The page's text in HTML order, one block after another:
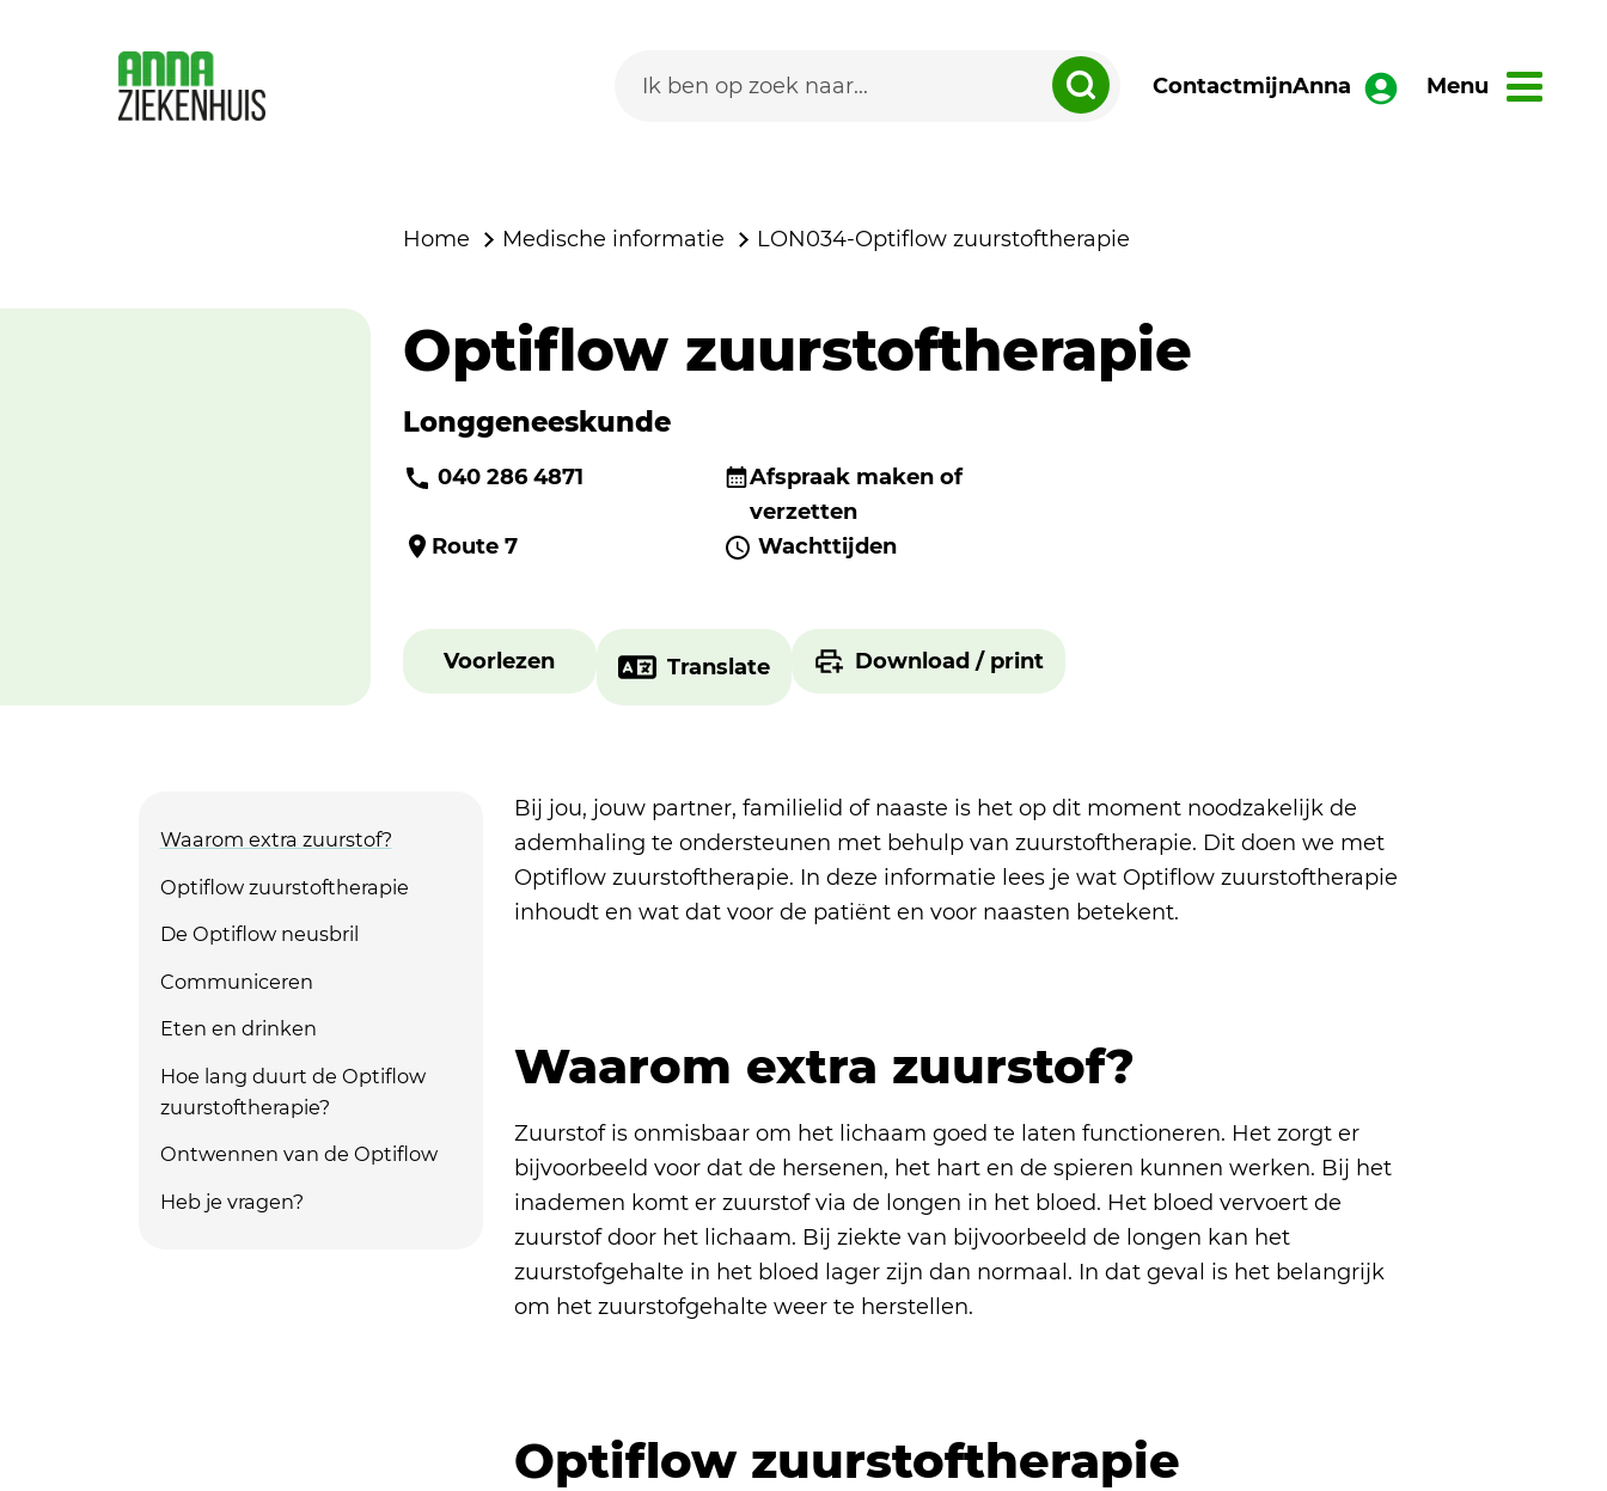
ContactmijnAnna Menu
Home Medische informatie LON034-Optiflow zuurstoftherapie
Optiflow zuurstoftherapie
Longgeneeskunde
040 286 4871
Afspraak maken of
verzetten
Route 7
Wachttijden
Voorlezen Translate Download / print
Waarom extra zuurstof?
Optiflow zuurstoftherapie
De Optiflow neusbril
Communiceren
Eten en drinken
Hoe lang duurt de Optiflow
zuurstoftherapie?
Ontwennen van de Optiflow
Heb je vragen?
Bij jou, jouw partner, familielid of naaste is het op dit moment noodzakelijk de
ademhaling te ondersteunen met behulp van zuurstoftherapie. Dit doen we met
Optiflow zuurstoftherapie. In deze informatie lees je wat Optiflow zuurstoftherapie
inhoudt en wat dat voor de patiënt en voor naasten betekent.
Waarom extra zuurstof?
Zuurstof is onmisbaar om het lichaam goed te laten functioneren. Het zorgt er
bijvoorbeeld voor dat de hersenen, het hart en de spieren kunnen werken. Bij het
inademen komt er zuurstof via de longen in het bloed. Het bloed vervoert de
zuurstof door het lichaam. Bij ziekte van bijvoorbeeld de longen kan het
zuurstofgehalte in het bloed lager zijn dan normaal. In dat geval is het belangrijk
om het zuurstofgehalte weer te herstellen.
Optiflow zuurstoftherapie